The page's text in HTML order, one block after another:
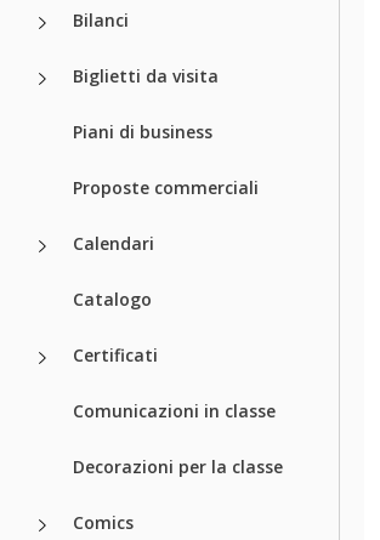
Bilanci
Biglietti da visita
Piani di business
Proposte commerciali
Calendari
Catalogo
Certificati
Comunicazioni in classe
Decorazioni per la classe
Comics